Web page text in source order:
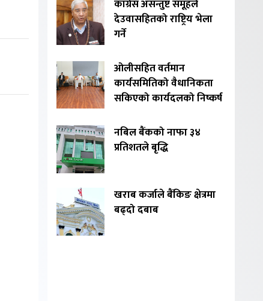
कांग्रेस असन्तुष्ट समूहले
देउवासहितको राष्ट्रिय भेला
गर्ने
ओलीसहित वर्तमान
कार्यसमितिको वैधानिकता
सकिएको कार्यदलको निष्कर्ष
नबिल बैंकको नाफा ३४
प्रतिशतले बृद्धि
खराब कर्जाले बैंकिङ क्षेत्रमा
बढ्दो दबाब